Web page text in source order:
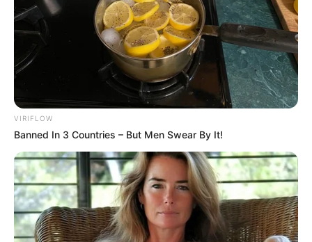
VIRIFLOW
Banned In 3 Countries – But Men Swear By It!